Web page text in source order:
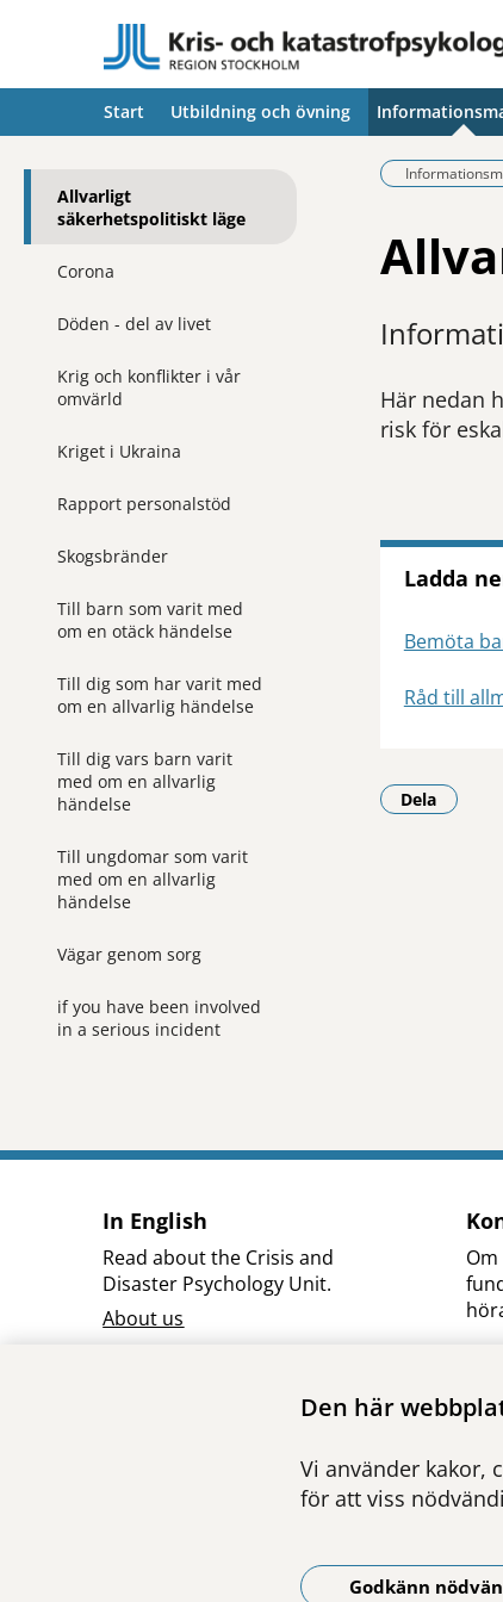
Den här
Vi använder kakor,
för att viss
Godkänn
Start Utbildning och övning
Allvarligt
säkerhetspolitiskt läge
Corona
Döden - del av livet
Krig och konflikter i vår
omvärld
Kriget i Ukraina
Rapport personalstöd
Skogsbränder
Till barn som varit med
om en otäck händelse
Till dig som har varit med
om en allvarlig händelse
Till dig vars barn varit
med om en allvarlig
händelse
Till ungdomar som varit
med om en allvarlig
händelse
Vägar genom sorg
if you have been involved
in a serious incident
Här nedan
risk för
Ladda
Bemöta
Råd till
Dela
- Klicka
In English
Read about the Crisis and
Disaster Psychology Unit.
About us